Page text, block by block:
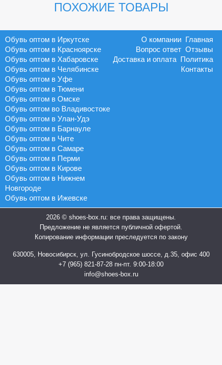
ПОХОЖИЕ ТОВАРЫ
Обувь оптом в Иркутске
Обувь оптом в Красноярске
Обувь оптом в Хабаровске
Обувь оптом в Челябинске
Обувь оптом в Уфе
Обувь оптом в Тюмени
Обувь оптом в Омске
Обувь оптом во Владивостоке
Обувь оптом в Улан-Удэ
Обувь оптом в Барнауле
Обувь оптом в Чите
Обувь оптом в Самаре
Обувь оптом в Перми
Обувь оптом в Кирове
Обувь оптом в Нижнем
Новгороде
Обувь оптом в Ижевске
Главная
О компании
Отзывы
Вопрос ответ
Политика
Доставка и оплата
Контакты
2026 © shoes-box.ru: все права защищены.
Предложение не является публичной офертой.
Копирование информации преследуется по закону
630005, Новосибирск, ул. Гусинобродское шоссе, д.35, офис 400
+7 (965) 821-87-28 пн-пт. 9:00-18:00
info@shoes-box.ru